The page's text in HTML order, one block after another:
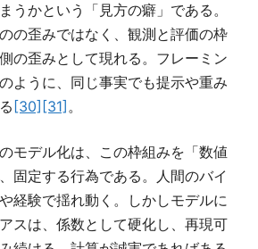
うかという「見方の癖」である。
の歪みではなく、観測と評価の枠
の歪みとして現れる。フレーミン
ように、同じ事実でも提示や重み
[30] [31] 。
モデル化は、この枠組みを「数値
固定する行為である。人間のバイ
経験で揺れ動く。しかしモデルに
スは、係数として硬化し、再現可